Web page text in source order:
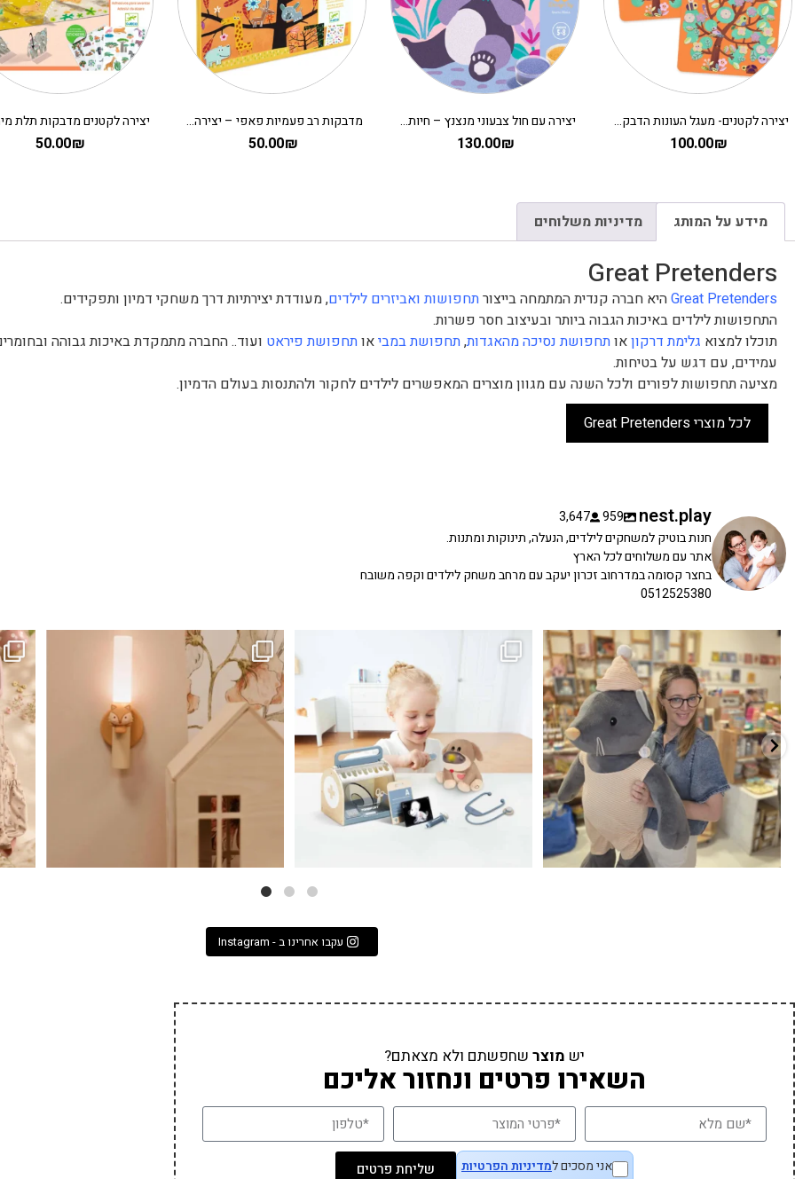
יצירה לקטנים- מעגל העונות הדבקה DJECO
100.00₪
יצירה עם חול צבעוני מנצנץ – חיות מתוקות DJECO
130.00₪
מדבקות רב פעמיות פאפי – יצירה לקטנים על העץ
50.00₪
50.00₪
מידע על המותג מדיניות משלוחים
Great Pretenders
Great Pretendersהיא חברה קנדית המתמחה בייצורתחפושות ואביזרים לילדים, מעודדת יצירתיות דרך משחקי דמיון ותפקידים.
התחפושות לילדים באיכות הגבוה ביותר ובעיצוב חסר פשרות.
תוכלו למצוא גלימת דרקוןאותחפושת נסיכה מהאגדות,תחפושת במביאותחפושת פיראט ועוד.. החברה מתמקדת באיכות גבוהה
עמידים, עם דגש על בטיחות.
מציעה תחפושות לפורים ולכל השנה עם מגוון מוצרים המאפשרים לילדים לחקור ולהתנסות בעולם הדמיון.
לכל מוצרי Great Pretenders
nest.play
959
3,647
חנות בוטיק למשחקים לילדים, הנעלה, תינוקות ומתנות.
אתר עם משלוחים לכל הארץ
בחצר קסומה במדרחוב זכרון יעקב עם מרחב משחק לילדים וקפה משובח
0512525380
גם פריט עיצובי לחדר, גם מנורת לילה מרגיעה, וגם...
0
7 0
כשפתחתי את החנות חלמתי ליצור מקום שהייתי
שמחה
39 16
עקבו אחרינו ב - Instagram
יש מוצר שחפשתם ולא מצאתם?
השאירו פרטים ונחזור אליכם
אני מסכים למדיניות הפרטיות שליחת פרטים